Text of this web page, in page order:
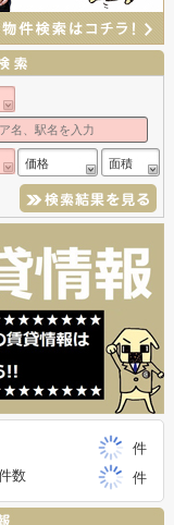
価格 面積
件
数
件